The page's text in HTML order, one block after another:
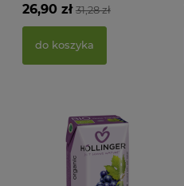
31,28 zł
26,90 zł
do koszyka